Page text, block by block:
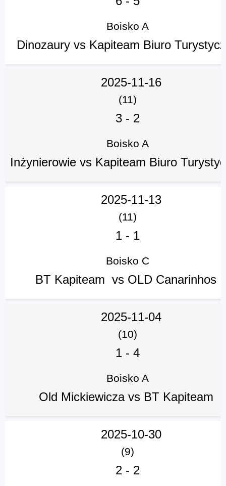
Boisko A
Dinozaury vs Kapiteam Biuro
2025-11-16
(11)
3 - 2
Boisko A
Inżynierowie vs Kapiteam Biuro
2025-11-13
(11)
1 - 1
Boisko C
BT Kapiteam vs OLD Canarinhos
2025-11-04
(10)
1 - 4
Boisko A
Old Mickiewicza vs BT Kapiteam
2025-10-30
(9)
2 - 2